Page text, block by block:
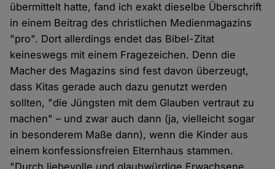
übermittelt hatte, fand ich exakt dieselbe Überschrift
in einem Beitrag des christlichen Medienmagazins
"pro". Dort allerdings endet das Bibel-Zitat
keineswegs mit einem Fragezeichen. Denn die
Macher des Magazins sind fest davon überzeugt,
dass Kitas gerade auch dazu genutzt werden
sollten, "die Jüngsten mit dem Glauben vertraut zu
machen" – und zwar auch dann (ja, vielleicht sogar
in besonderem Maße dann), wenn die Kinder aus
einem konfessionsfreien Elternhaus stammen.